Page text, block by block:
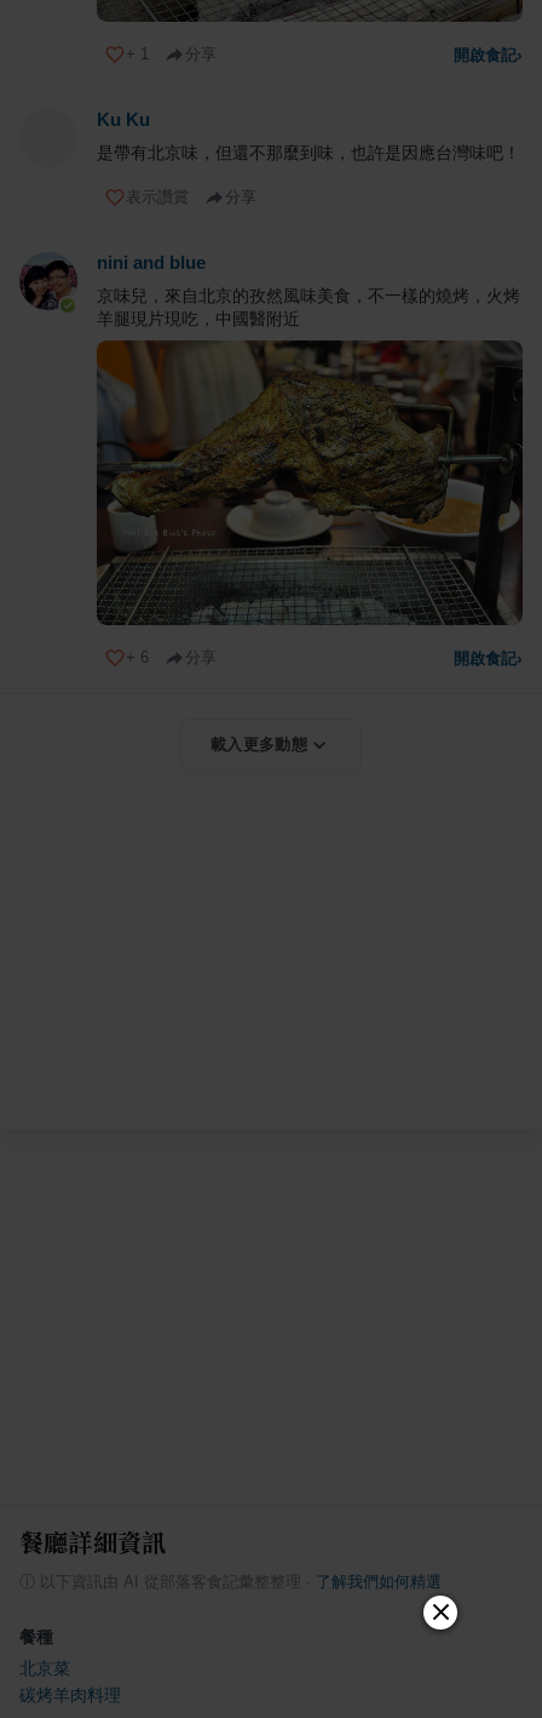
+ 1 分享 開啟食記›
Ku Ku
是帶有北京味，但還不那麼到味，也許是因應台灣味吧！
表示讚賞 分享
nini and blue
京味兒，來自北京的孜然風味美食，不一樣的燒烤，火烤
羊腿現片現吃，中國醫附近
+ 6 分享 開啟食記›
載入更多動態
餐廳詳細資訊
以下資訊由 AI 從部落客食記彙整整理 了解我們如何精選
餐種
北京菜
碳烤羊肉料理